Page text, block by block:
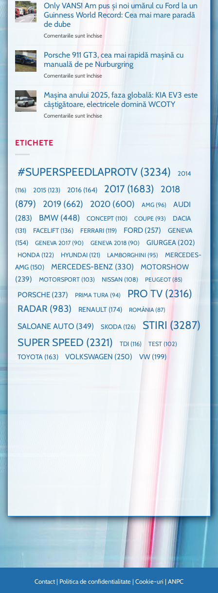
mașină
Ferrari
de
mulți
în
UK,
că
nevoie
de
Only VANS! Am pus și noi umărul cu Ford la un
Guinness World Record: Cea mai mare paradă
de dube
Comentariile sunt închise
Am
pus
umărul
cu
mai
mare
paradă
de
dube
Porsche 911 GT3, cea mai rapidă mașină cu
manuală de pe Nurburgring
Comentariile sunt închise
911
GT3,
cea
pe
Nurburgring
Mașina anului 2025, faza globală: KIA EV3 este
câștigătoare, electricele domină WCOTY
Comentariile sunt închise
EV3
câștigătoare,
domină
WCOTY
ETICHETE
#SUPERSPEEDLAPROTV (3234) 2014
(116) 2015 (123) 2016 (164) 2017 (1683)
2018
(879)
2019 (662) 2020 (600) AMG (96)
AUDI
(283)
BMW (448) CONCEPT (110) COUPE (93)
DACIA
(131)
FACELIFT (136) FERRARI (119) FORD (257)
GENEVA
(154)
GENEVA 2017 (90) GENEVA 2018 (90) GIURGEA (202)
HONDA (122) HYUNDAI (121) LAMBORGHINI (95)
MERCEDES-
AMG (150) MERCEDES-BENZ (330)
MOTORSHOW
(239)
MOTORSPORT (103) NISSAN (108) PEUGEOT(85)
PORSCHE (237) PRIMA TURA (94) PRO TV (2316)
RADAR (983) RENAULT (174) ROMÂNIA(87)
SALOANE AUTO (349) SKODA (126) STIRI (3287)
SUPER SPEED (2321) TDI (116) TEST (102)
TOYOTA (163) VOLKSWAGEN (250) VW (199)
Contact | Politica de confidentialitate | Cookie-uri | ANPC